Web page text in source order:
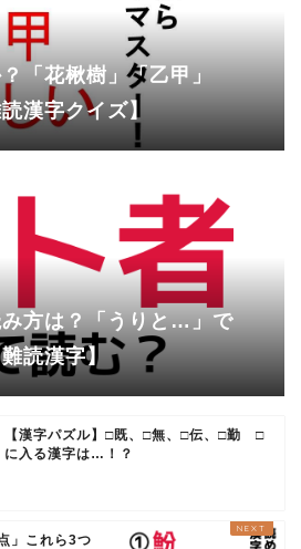
「花楸樹」「乙甲」
漢字クイズ】
み方は？「うりと…」で
読漢字】
【漢字パズル】□既、□無、□伝、□勤 □
に入る漢字は…！？
」これら3つ